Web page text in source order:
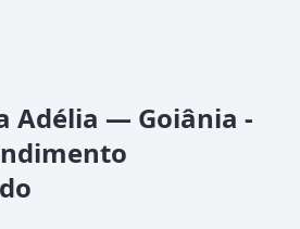
Adélia — Goiânia -